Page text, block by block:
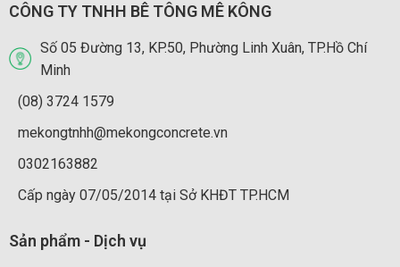
CÔNG TY TNHH BÊ TÔNG MÊ KÔNG
Số 05 Đường 13, KP.50, Phường Linh Xuân, TP.Hồ Chí
Minh
(08) 3724 1579
mekongtnhh@mekongconcrete.vn
0302163882
Cấp ngày 07/05/2014 tại Sở KHĐT TP.HCM
Sản phẩm - Dịch vụ